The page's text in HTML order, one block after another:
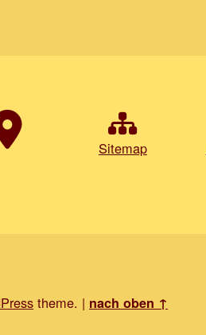
Sitemap
theme. | nach oben ↑